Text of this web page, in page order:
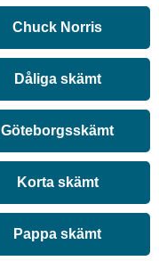
Chuck Norris
Dåliga skämt
Göteborgsskämt
Korta skämt
Pappa skämt